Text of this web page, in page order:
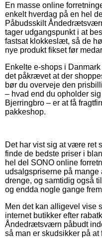
En masse online
enkelt hverdag på en hel
Påbudsskilt
tager udgangspunkt i at
fastsat klokkeslæt, så de
nye produkt fikset før
Enkelte e-shops i
det påkrævet at der
bør du overveje den
– hvad end du opholder
Bjerringbro – er at få
pakkeshop.
Det har vist sig at være ret
finde de bedste priser i
hel del SONO online
udsalgspriserne på mange
drenge, og samtidig også
og endda nogle gange
Men det kan alligevel vise
internet butikker efter
Åndedrætsværn påbudt
så man er skudsikker på at